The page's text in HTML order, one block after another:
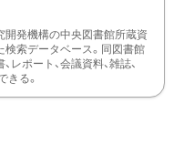
開発機構の中央図書館所蔵資
検索データベース。同図書館
レポート、会議資料、雑誌、
きる。